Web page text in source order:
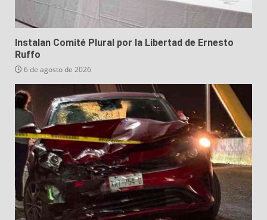
Instalan Comité Plural por la Libertad de Ernesto
Ruffo
6 de agosto de 2026